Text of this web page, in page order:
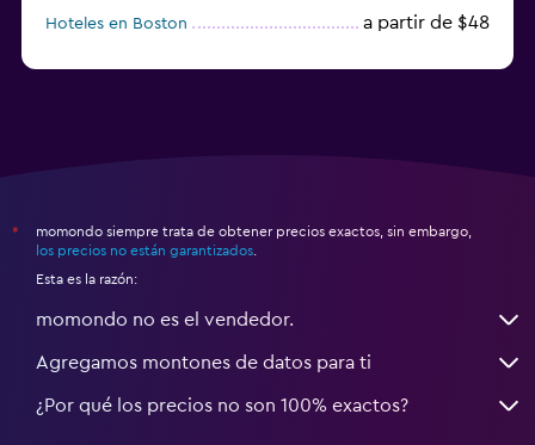
Hoteles en Boston a partir de $48
*
momondo siempre trata de obtener precios exactos, sin embargo,
los precios no están garantizados
Esta es la razón:
momondo no es el vendedor.
Agregamos montones de datos para ti
¿Por qué los precios no son 100% exactos?